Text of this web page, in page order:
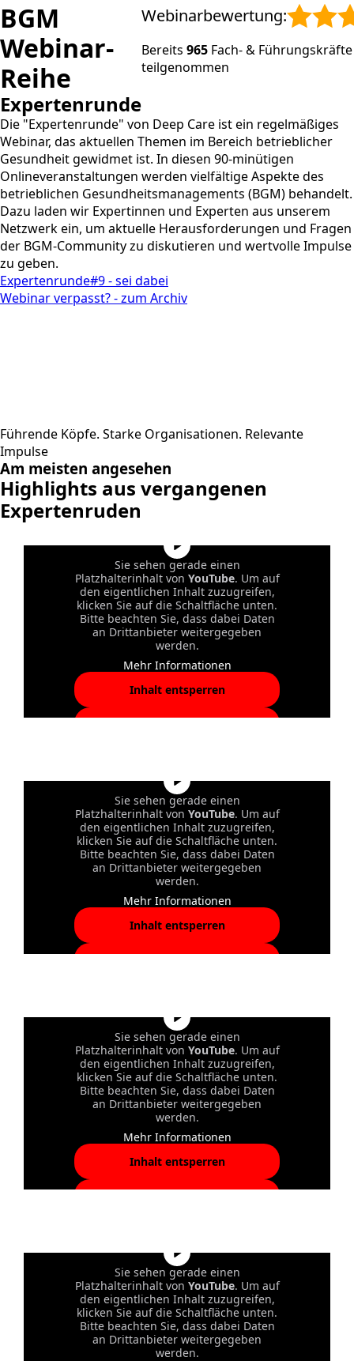
BGM
Webinar-
Reihe
Expertenrunde
Webinarbewertung:
Bereits 965 Fach- &
teilgenommen
Die "Expertenrunde" von Deep Care ist ein regelmäßiges
Webinar, das aktuellen Themen im Bereich betrieblicher
Gesundheit gewidmet ist. In diesen 90-minütigen
Onlineveranstaltungen werden vielfältige Aspekte des
betrieblichen Gesundheitsmanagements (BGM) behandelt.
Dazu laden wir Expertinnen und Experten aus unserem
Netzwerk ein, um aktuelle Herausforderungen und Fragen
der BGM-Community zu diskutieren und wertvolle Impulse
zu geben.
Expertenrunde#9 - sei dabei
Webinar verpasst? - zum Archiv
Führende Köpfe. Starke Organisationen. Relevante
Impulse
Am meisten angesehen
Highlights aus vergangenen
Expertenruden
Sie sehen gerade einen
Platzhalterinhalt von YouTube. Um auf
den eigentlichen Inhalt zuzugreifen,
klicken Sie auf die Schaltfläche unten.
Bitte beachten Sie, dass dabei Daten
an Drittanbieter weitergegeben
werden.
Mehr Informationen
Inhalt entsperren
Sie sehen gerade einen
Platzhalterinhalt von YouTube. Um auf
den eigentlichen Inhalt zuzugreifen,
klicken Sie auf die Schaltfläche unten.
Bitte beachten Sie, dass dabei Daten
an Drittanbieter weitergegeben
werden.
Mehr Informationen
Inhalt entsperren
Sie sehen gerade einen
Platzhalterinhalt von YouTube. Um auf
den eigentlichen Inhalt zuzugreifen,
klicken Sie auf die Schaltfläche unten.
Bitte beachten Sie, dass dabei Daten
an Drittanbieter weitergegeben
werden.
Mehr Informationen
Inhalt entsperren
Sie sehen gerade einen
Platzhalterinhalt von YouTube. Um auf
den eigentlichen Inhalt zuzugreifen,
klicken Sie auf die Schaltfläche unten.
Bitte beachten Sie, dass dabei Daten
an Drittanbieter weitergegeben
werden.